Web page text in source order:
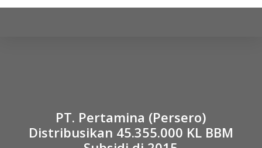
PT. Pertamina (Persero)
Distribusikan 45.355.000 KL BBM